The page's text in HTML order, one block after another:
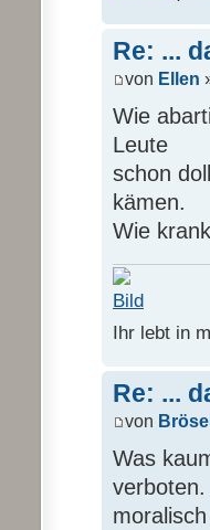
Re: ...
von Ellen
Wie
Leute
schon
kämen.
Wie
Ihr lebt in
Re: ...
von Brösel
Was